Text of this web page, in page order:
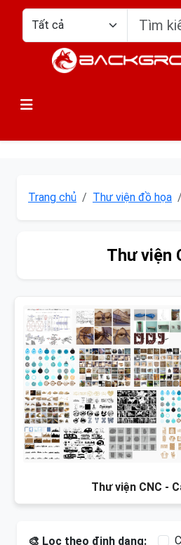
Trang chủ Thư viện đồ họa
Thư viện
Thư viện CNC -
🎨 Lọc theo định dạng: